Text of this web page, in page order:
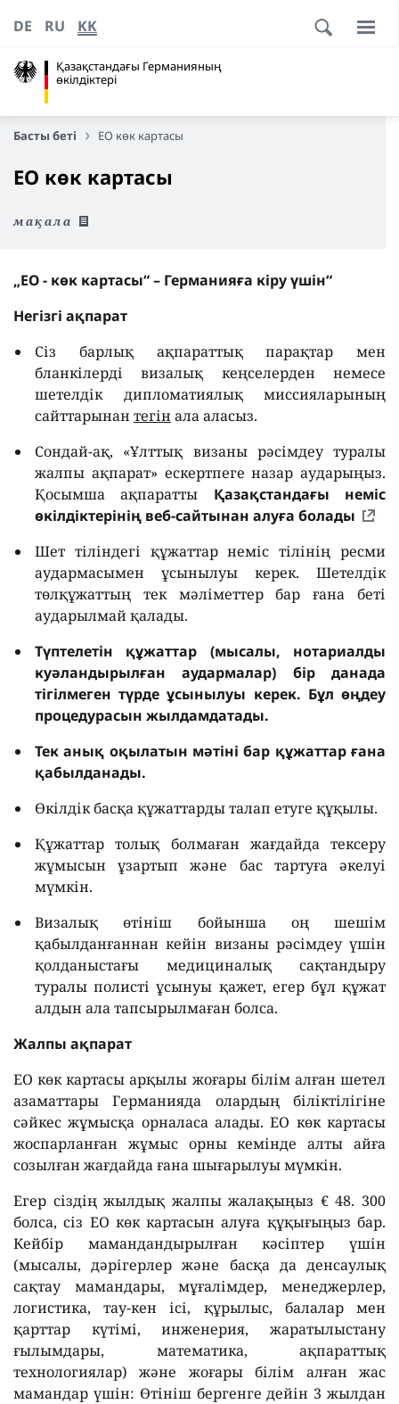
Қазақстандағы Германияның
өкілдіктері
DE RU KK
Басты беті ЕО көк картасы
ЕО көк картасы
мақала
„ЕО - көк картасы“ – Германияға кіру үшін“
Негізгі ақпарат
Сіз барлық ақпараттық парақтар мен
бланкілерді визалық кеңселерден немесе
шетелдік дипломатиялық миссияларының
сайттарынан тегін ала аласыз.
Сондай-ақ, «Ұлттық визаны рәсімдеу туралы
жалпы ақпарат» ескертпеге назар аударыңыз.
Қосымша ақпаратты Қазақстандағы неміс
өкілдіктерінің веб-сайтынан алуға болады
Шет тіліндегі құжаттар неміс тілінің ресми
аудармасымен ұсынылуы керек. Шетелдік
төлқұжаттың тек мәліметтер бар ғана беті
аударылмай қалады.
Түптелетін құжаттар (мысалы, нотариалды
куәландырылған аудармалар) бір данада
тігілмеген түрде ұсынылуы керек. Бұл өңдеу
процедурасын жылдамдатады.
Тек анық оқылатын мәтіні бар құжаттар ғана
қабылданады.
Өкілдік басқа құжаттарды талап етуге құқылы.
Құжаттар толық болмаған жағдайда тексеру
жұмысын ұзартып және бас тартуға әкелуі
мүмкін.
Визалық өтініш бойынша оң шешім
қабылданғаннан кейін визаны рәсімдеу үшін
қолданыстағы медициналық сақтандыру
туралы полисті ұсынуы қажет, егер бұл құжат
алдын ала тапсырылмаған болса.
Жалпы ақпарат
ЕО көк картасы арқылы жоғары білім алған шетел
азаматтары Германияда олардың біліктілігіне
сәйкес жұмысқа орналаса алады. ЕО көк картасы
жоспарланған жұмыс орны кемінде алты айға
созылған жағдайда ғана шығарылуы мүмкін.
Егер сіздің жылдық жалпы жалақыңыз € 48. 300
болса, сіз ЕО көк картасын алуға құқығыңыз бар.
Кейбір мамандандырылған кәсіптер үшін
(мысалы, дәрігерлер және басқа да денсаулық
сақтау мамандары, мұғалімдер, менеджерлер,
логистика, тау-кен ісі, құрылыс, балалар мен
қарттар күтімі, инженерия, жаратылыстану
ғылымдары, математика, ақпараттық
технологиялар) және жоғары білім алған жас
мамандар үшін: Өтініш бергенге дейін 3 жылдан